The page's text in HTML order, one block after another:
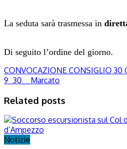
La seduta sarà trasmessa in
Di seguito l’ordine del giorno.
CONVOCAZIONE CONSIGLIO 30
9_30__Marcato
Related posts
Notizie